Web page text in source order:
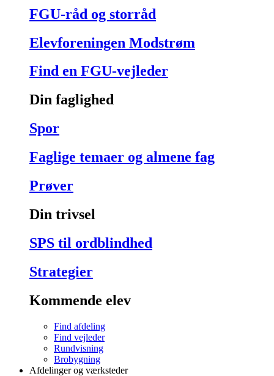
FGU-råd og storråd
Elevforeningen Modstrøm
Find en FGU-vejleder
Din faglighed
Spor
Faglige temaer og almene fag
Prøver
Din trivsel
SPS til ordblindhed
Strategier
Kommende elev
Find afdeling
Find vejleder
Rundvisning
Brobygning
Afdelinger og værksteder